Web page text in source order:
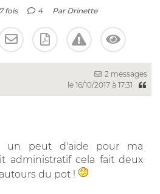
fois 4 Par Drinette
2 messages
le 16/10/2017 à 17:31
un peut d'aide pour ma
administratif cela fait deux
du pot !